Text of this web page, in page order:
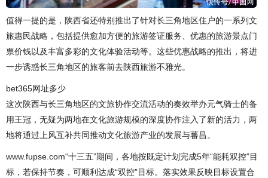
值得一提的是，陕西省还特别推出了针对长三角地区住户的一系列文
旅惠民战略，包括提供愈加方便的旅游签证服务、优惠的旅游景点门
票价钱以及丰富多彩的文化体验活动等。这些优惠战略的推出，将进
一步诱惑长三角地区的旅客前去陕西旅游不雅光。
bet365网址多少
这次陕西与长三角地区的文旅协作交流活动的奏效举办元气骑士的备
用王冠，无疑为两地在文化旅游规模的深度协作注入了新的活力，两
地将通过上风互补共同推动文化旅游产业的发展与蕃昌。
www.fupse.com“十三五”期间，各地按既定计划完成5年“能耗双控”目
标，若保持节奏，可顺利达成“双控”目标。落实效果反映目标设置合